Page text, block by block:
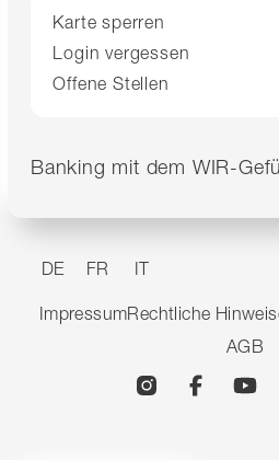
Karte sperren
Login vergessen
Offene Stellen
Banking mit dem WIR-
DE FR IT
ImpressumRechtliche
AGB
Instagram